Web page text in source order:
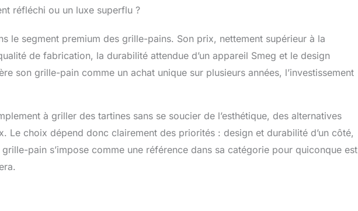
réfléchi ou un luxe superflu ?
le segment premium des grille-pains. Son prix, nettement supérieur à la
de fabrication, la durabilité attendue d’un appareil Smeg et le design
son grille-pain comme un achat unique sur plusieurs années, l’investissement
à griller des tartines sans se soucier de l’esthétique, des alternatives
Le choix dépend donc clairement des priorités : design et durabilité d’un côté,
pain s’impose comme une référence dans sa catégorie pour quiconque est